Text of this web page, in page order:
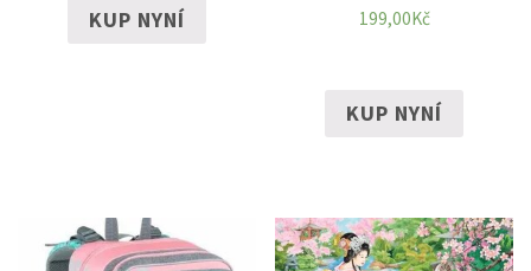
KUP NYNÍ 199,00Kč
KUP NYNÍ